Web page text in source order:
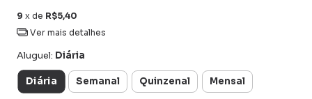
9 x de R$5,40
Ver mais detalhes
Aluguel: Diária
Diária Semanal Quinzenal Mensal